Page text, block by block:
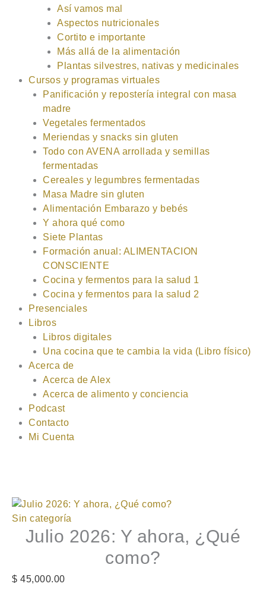
Así vamos mal
Aspectos nutricionales
Cortito e importante
Más allá de la alimentación
Plantas silvestres, nativas y medicinales
Cursos y programas virtuales
Panificación y repostería integral con masa
madre
Vegetales fermentados
Meriendas y snacks sin gluten
Todo con AVENA arrollada y semillas
fermentadas
Cereales y legumbres fermentadas
Masa Madre sin gluten
Alimentación Embarazo y bebés
Y ahora qué como
Siete Plantas
Formación anual: ALIMENTACION
CONSCIENTE
Cocina y fermentos para la salud 1
Cocina y fermentos para la salud 2
Presenciales
Libros
Libros digitales
Una cocina que te cambia la vida (Libro físico)
Acerca de
Acerca de Alex
Acerca de alimento y conciencia
Podcast
Contacto
Mi Cuenta
Sin categoría
Julio 2026: Y ahora, ¿Qué
como?
$ 45,000.00
Julio
2026:
ahora,
como?